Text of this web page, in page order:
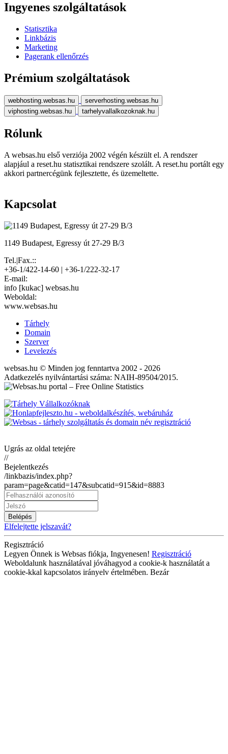
Ingyenes szolgáltatások
Statisztika
Linkbázis
Marketing
Pagerank ellenőrzés
Prémium szolgáltatások
webhosting.websas.hu
serverhosting.websas.hu
viphosting.websas.hu
tarhelyvallalkozoknak.hu
Rólunk
A websas.hu első verziója 2002 végén készült el. A rendszer
alapjául a reset.hu statisztikai rendszere szolált. A reset.hu portált egy
akkori partnercégünk fejlesztette, és üzemeltette.
Kapcsolat
1149 Budapest, Egressy út 27-29 B/3
Tel.|Fax.::
+36-1/422-14-60 | +36-1/222-32-17
E-mail:
info [kukac] websas.hu
Weboldal:
www.websas.hu
Tárhely
Domain
Szerver
Levelezés
websas.hu © Minden jog fenntartva 2002 - 2026
Adatkezelés nyilvántartási száma: NAIH-89504/2015.
Ugrás az oldal tetejére
//
Bejelentkezés
/linkbazis/index.php?
param=page&catid=147&subcatid=915&id=8883
Belépés
Elfelejtette jelszavát?
Regisztráció
Legyen Önnek is Websas fiókja, Ingyenesen! Regisztráció
Weboldalunk használatával jóváhagyod a cookie-k használatát a
cookie-kkal kapcsolatos irányelv értelmében. Bezár